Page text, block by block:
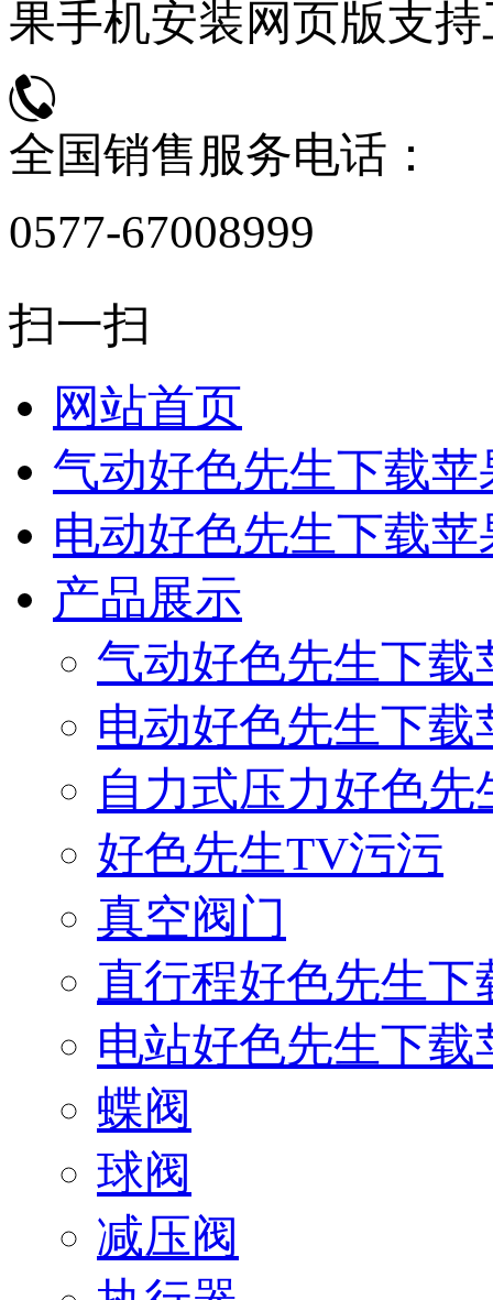
果手机安装网页版支
全国销售服务电话：
0577-67008999
扫一扫
网站首页
气动好色先生下载
电动好色先生下载
产品展示
气动好色先生下
电动好色先生下
自力式压力好色
好色先生TV污污
真空阀门
直行程好色先生
电站好色先生下
蝶阀
球阀
减压阀